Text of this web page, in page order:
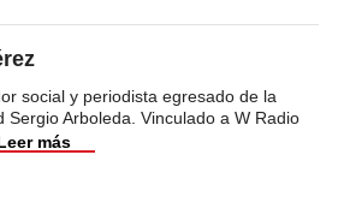
social y periodista egresado de la
Sergio Arboleda. Vinculado a W Radio
más